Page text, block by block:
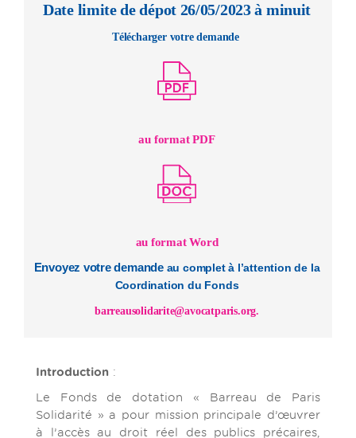
Date limite de dépot 26/05/2023 à minuit
Télécharger votre demande
au format PDF
au format Word
Envoyez votre demandeau complet à l’attention de la
Coordination du Fonds
barreausolidarite@avocatparis.org.
Introduction :
Le Fonds de dotation « Barreau de Paris
Solidarité » a pour mission principale d’œuvrer
à l’accès au droit réel des publics précaires,